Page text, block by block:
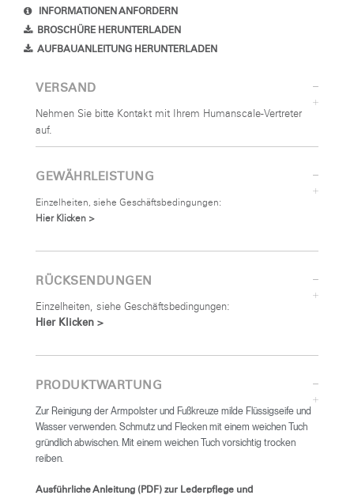
INFORMATIONEN ANFORDERN
BROSCHÜRE HERUNTERLADEN
AUFBAUANLEITUNG HERUNTERLADEN
VERSAND
Nehmen Sie bitte Kontakt mit Ihrem Humanscale-Vertreter
auf.
GEWÄHRLEISTUNG
Einzelheiten, siehe Geschäftsbedingungen:
Hier Klicken >
RÜCKSENDUNGEN
Einzelheiten, siehe Geschäftsbedingungen:
Hier Klicken >
PRODUKTWARTUNG
Zur Reinigung der Armpolster und Fußkreuze milde Flüssigseife und
Wasser verwenden. Schmutz und Flecken mit einem weichen Tuch
gründlich abwischen. Mit einem weichen Tuch vorsichtig trocken
reiben.
Ausführliche Anleitung (PDF) zur Lederpflege und